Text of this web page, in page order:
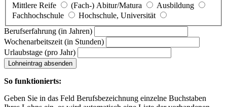
Mittlere Reife
(Fach-) Abitur/Matura
Ausbildung
Fachhochschule
Hochschule, Universität
Berufserfahrung (in Jahren)
Wochenarbeitszeit (in Stunden)
Urlaubstage (pro Jahr)
Lohneintrag absenden
So funktionierts:
Geben Sie in das Feld Berufsbezeichnung einzelne Buchstaben